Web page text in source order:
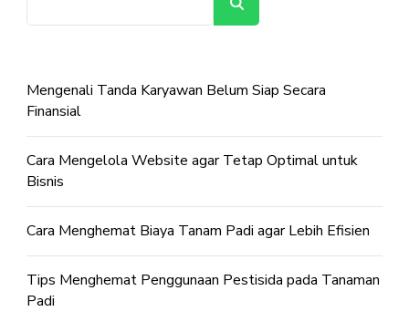
Mengenali Tanda Karyawan Belum Siap Secara
Finansial
Cara Mengelola Website agar Tetap Optimal untuk
Bisnis
Cara Menghemat Biaya Tanam Padi agar Lebih Efisien
Tips Menghemat Penggunaan Pestisida pada Tanaman
Padi